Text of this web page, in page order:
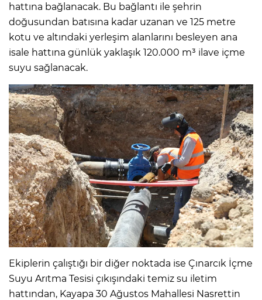
hattına bağlanacak. Bu bağlantı ile şehrin
doğusundan batısına kadar uzanan ve 125 metre
kotu ve altındaki yerleşim alanlarını besleyen ana
isale hattına günlük yaklaşık 120.000 m³ ilave içme
suyu sağlanacak.
Ekiplerin çalıştığı bir diğer noktada ise Çınarcık İçme
Suyu Arıtma Tesisi çıkışındaki temiz su iletim
hattından, Kayapa 30 Ağustos Mahallesi Nasrettin